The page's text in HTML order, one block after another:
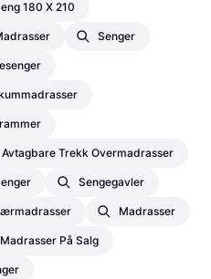
180 X 210
Senger
Avtagbare Trekk Overmadrasser
Sengegavler
Madrasser
På Salg